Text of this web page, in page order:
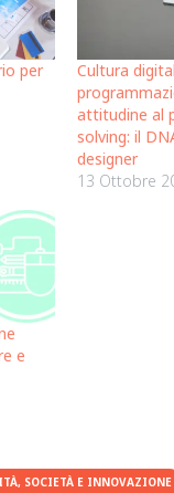
per
Cultura
attitudine al
solving: il
designer
13 Ottobre
e
SOCIETÀ E INNOVAZIONE